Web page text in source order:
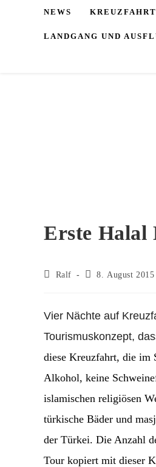
NEWS
LANDGANG UND
Erste
Beitrags-
Ralf
Beitrag
8. August 2015
Vier Nächte auf
Tourismuskonzept,
diese Kreuzfahrt, die im
Alkohol, keine
islamischen religiösen
türkische Bäder und
der Türkei. Die Anzahl
Tour kopiert mit dieser